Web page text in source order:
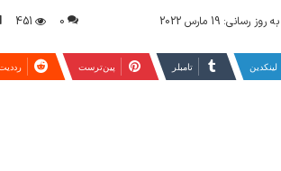
رسانی: 19 مارس 2022 0
451
لینکدین ‫تامبلر ‫پین‌ترست